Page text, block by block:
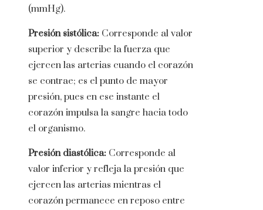
(mmHg).
Presión sistólica: Corresponde al valor
superior y describe la fuerza que
ejercen las arterias cuando el corazón
se contrae; es el punto de mayor
presión, pues en ese instante el
corazón impulsa la sangre hacia todo
el organismo.
Presión diastólica: Corresponde al
valor inferior y refleja la presión que
ejercen las arterias mientras el
corazón permanece en reposo entre